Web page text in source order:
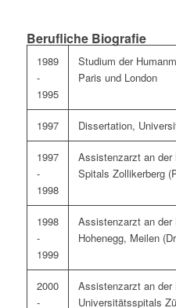
Berufliche Biografie
1989
-
1995
Studium der
Paris und London
1997 Dissertation,
1997
-
1998
Assistenzarzt an
Spitals Zollikerberg
1998
-
1999
Assistenzarzt an
Hohenegg, Meilen
2000
-
Assistenzarzt an
Universitätsspitals